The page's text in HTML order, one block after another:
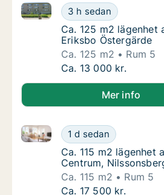
Ca. 125 m2 lägenhet
3 h sedan
Ca. 125 m2 lägenhet att hyra
Ca. 125 m2
Ca. 125 m2 lägenhet
Eriksbo Östergärde
Ca. 125 m2
Rum 5
Ca. 125 m2
Ca. 13 000 kr.
Mer info
Ca. 115 m2 lägenhet
1 d sedan
Ca. 115 m2 lägenhet att hyra
Ca. 115 m2
Ca. 115 m2 lägenhet
Centrum,
Ca. 115 m2
Rum 5
Ca. 115 m2 lägenhet
Ca. 17 500 kr.